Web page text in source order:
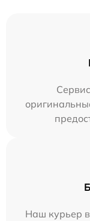
Наш курьер в